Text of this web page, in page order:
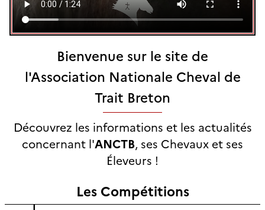
Bienvenue sur le site de
l'Association Nationale Cheval de
Trait Breton
Découvrez les informations et les actualités
concernant l'ANCTB, ses Chevaux et ses
Éleveurs !
Les Compétitions